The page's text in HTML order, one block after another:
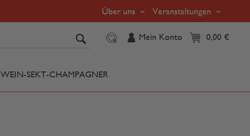
Über uns Veranstaltungen
Mein Konto 0,00 €
WEIN-SEKT-CHAMPAGNER